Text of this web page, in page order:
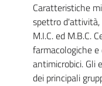
Caratteristiche
spettro
M.I.C. ed M.B.C.
farmacologiche
antimicrobici. Gli
dei principali